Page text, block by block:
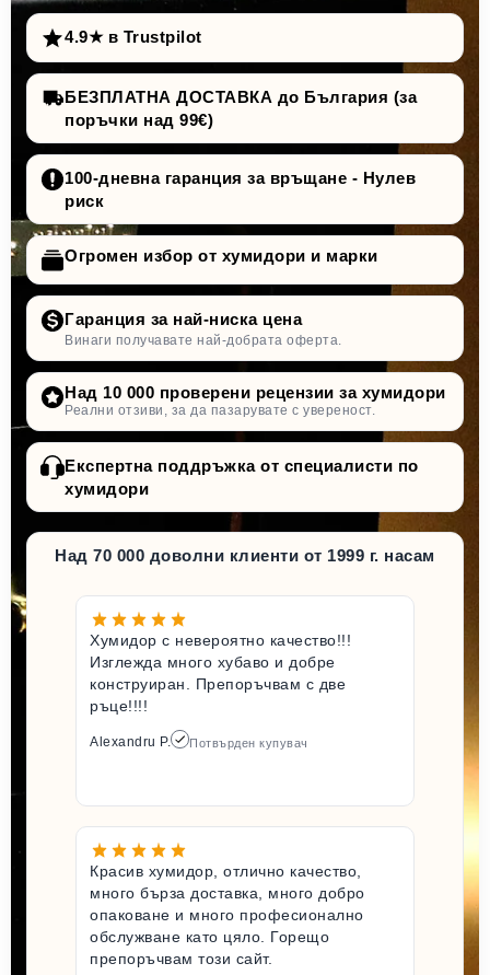
4.9★ в Trustpilot
БЕЗПЛАТНА ДОСТАВКА до България (за
поръчки над 99€)
100-дневна гаранция за връщане - Нулев
риск
Огромен избор от хумидори и марки
Гаранция за най-ниска цена
Винаги получавате най-добрата оферта.
Над 10 000 проверени рецензии за хумидори
Реални отзиви, за да пазарувате с увереност.
Експертна поддръжка от специалисти по
хумидори
Над 70 000 доволни клиенти от 1999 г. насам
Хумидор с невероятно качество!!!
Изглежда много хубаво и добре
конструиран. Препоръчвам с две
ръце!!!!
Alexandru P. Потвърден купувач
Красив хумидор, отлично качество,
много бърза доставка, много добро
опаковане и много професионално
обслужване като цяло. Горещо
препоръчвам този сайт.